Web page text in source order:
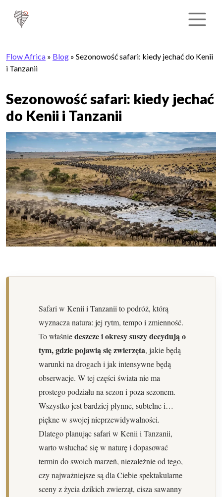
Flow Africa » Blog » Sezonowość safari: kiedy jechać do Kenii
i Tanzanii
Sezonowość safari: kiedy jechać
do Kenii i Tanzanii
Safari w Kenii i Tanzanii to podróż, którą
wyznacza natura: jej rytm, tempo i zmienność.
To właśniedeszcze i okresy suszy decydują o
tym, gdzie pojawią się zwierzęta, jakie będą
warunki na drogach i jak intensywne będą
obserwacje. W tej części świata nie ma
prostego podziału na sezon i poza sezonem.
Wszystko jest bardziej płynne, subtelne i…
piękne w swojej nieprzewidywalności.
Dlatego planując safari w Kenii i Tanzanii,
warto wsłuchać się w naturę i dopasować
termin do swoich marzeń, niezależnie od tego,
czy najważniejsze są dla Ciebie spektakularne
sceny z życia dzikich zwierząt, cisza sawanny